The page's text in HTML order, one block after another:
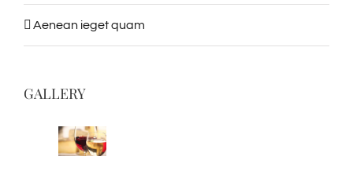
Aenean ieget quam
GALLERY